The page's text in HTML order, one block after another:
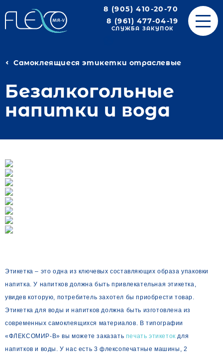
8 (905) 410-20-70
8 (961) 477-04-19
СЛУЖБА ЗАКУПОК
Самоклеящиеся этикетки отраслевые
Безалкогольные
напитки и вода
Этикетка – это одна из ключевых составляющих образа упаковки
напитка. У напитков должна быть привлекательная этикетка,
увидев которую, потребитель захотел бы приобрести товар.
Этикетка для воды и напитков должна быть изготовлена из
современных самоклеящихся материалов. В типографии
«ФЛЕКСОМИР-В» вы можете заказать печать этикеток для
напитков и воды. У нас есть 3 флексопечатные машины, 2